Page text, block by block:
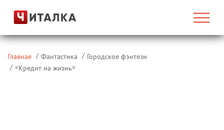
Главная Фантастика
Городское фэнтези
«Кредит на жизнь»